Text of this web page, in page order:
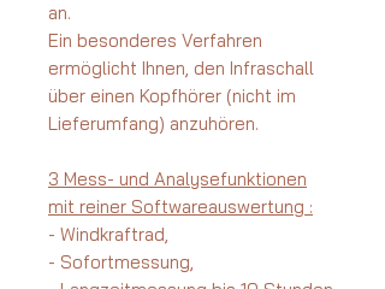
an.
Ein besonderes Verfahren
ermöglicht Ihnen, den Infraschall
über einen Kopfhörer (nicht im
Lieferumfang) anzuhören.
3 Mess- und Analysefunktionen
mit reiner Softwareauswertung :
- Windkraftrad,
- Sofortmessung,